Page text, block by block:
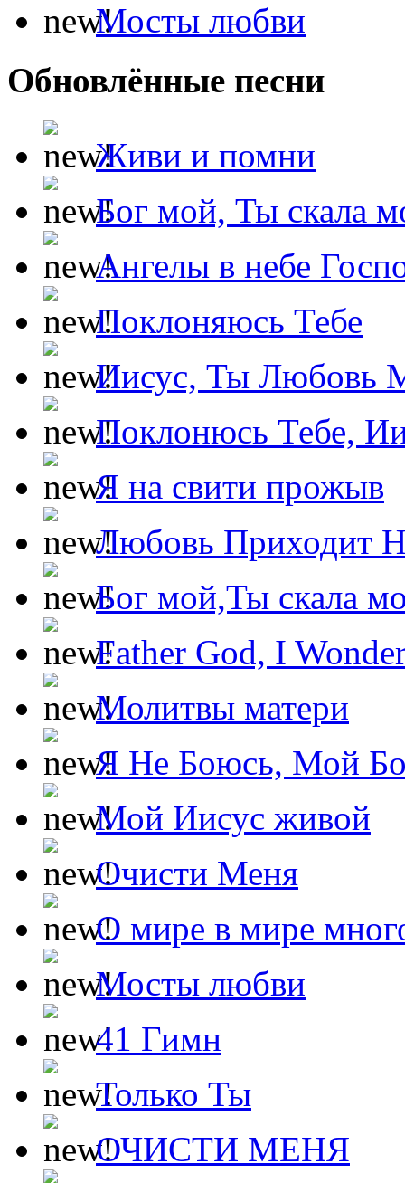
Мосты любви
Обновлённые песни
Живи и помни
Бог мой, Ты скала
Ангелы в небе
Поклоняюсь Тебе
Иисус, Ты Любовь
Поклонюсь Тебе,
Я на свити прожыв
Любовь Приходит
Бог мой,Ты скала
Father God, I
Молитвы матери
Я Не Боюсь, Мой
Мой Иисус живой
Очисти Меня
О мире в мире
Мосты любви
41 Гимн
Только Ты
ОЧИСТИ МЕНЯ